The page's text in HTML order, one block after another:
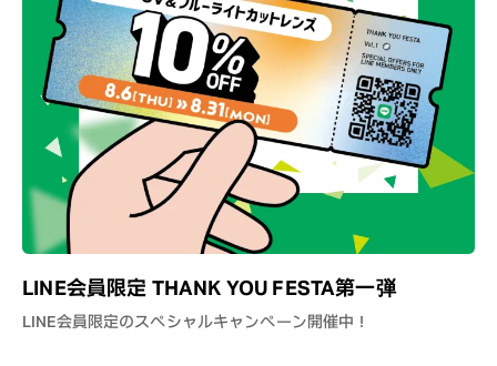
LINE会員限定 THANK YOU FESTA第一弾
LINE会員限定のスペシャルキャンペーン開催中！